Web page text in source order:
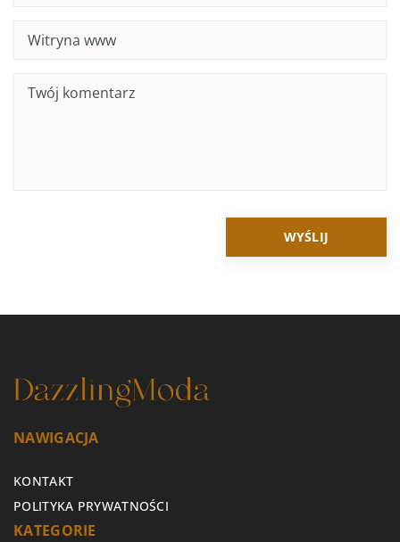
NAWIGACJA
KONTAKT
POLITYKA PRYWATNOŚCI
KATEGORIE